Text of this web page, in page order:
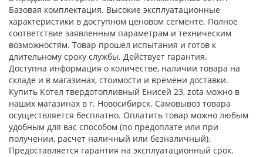
Базовая комплектация. Высокие эксплуатационные
характеристики в доступном ценовом сегменте. Полное
соответствие заявленным параметрам и техническим
возможностям. Товар прошел испытания и готов к
длительному сроку службы. Действует гарантия.
Доступна информация о количестве, наличии товара на
складе и в магазинах, стоимости и времени доставки.
Купить Котел твердотопливный Енисей 23, zota можно в
наших магазинах в г. Новосибирск. Самовывоз товара
осуществляется бесплатно. Оплатить товар можно любым
удобным для вас способом (по предоплате или при
получении, расчет наличный или безналичный).
Предоставляется гарантия на эксплуатационный срок.